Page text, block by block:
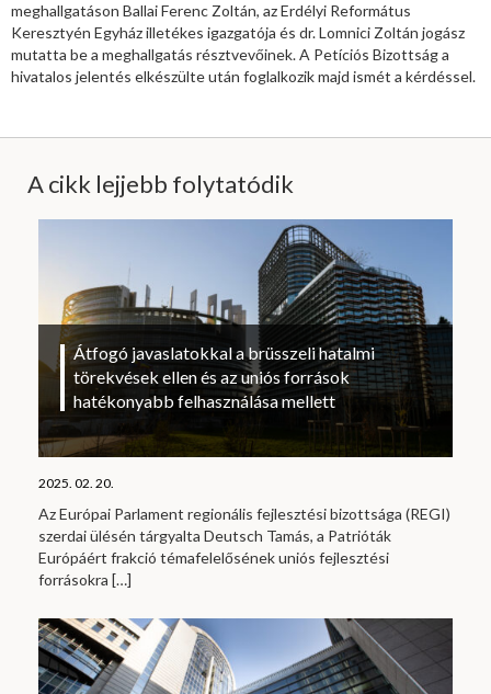
meghallgatáson Ballai Ferenc Zoltán, az Erdélyi Református
Keresztyén Egyház illetékes igazgatója és dr. Lomnici Zoltán jogász
mutatta be a meghallgatás résztvevőinek. A Petíciós Bizottság a
hivatalos jelentés elkészülte után foglalkozik majd ismét a kérdéssel.
A cikk lejjebb folytatódik
Átfogó javaslatokkal a brüsszeli hatalmi
törekvések ellen és az uniós források
hatékonyabb felhasználása mellett
2025. 02. 20.
Az Európai Parlament regionális fejlesztési bizottsága (REGI)
szerdai ülésén tárgyalta Deutsch Tamás, a Patrióták
Európáért frakció témafelelősének uniós fejlesztési
forrásokra […]